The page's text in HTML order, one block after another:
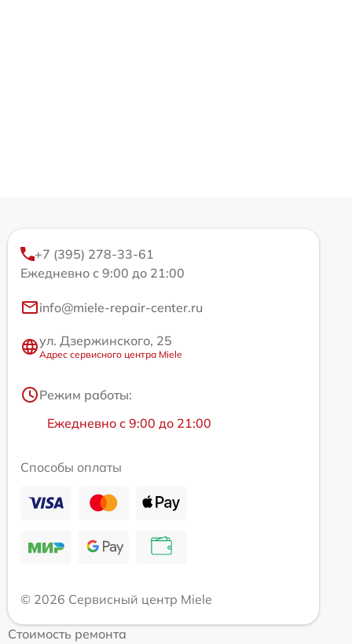
+7 (395) 278-33-61
Ежедневно с 9:00 до 21:00
info@miele-repair-center.ru
ул. Дзержинского, 25
Адрес сервисного центра Miele
Режим работы:
Ежедневно с 9:00 до 21:00
Способы оплаты
© 2026 Сервисный центр Miele
Стоимость ремонта